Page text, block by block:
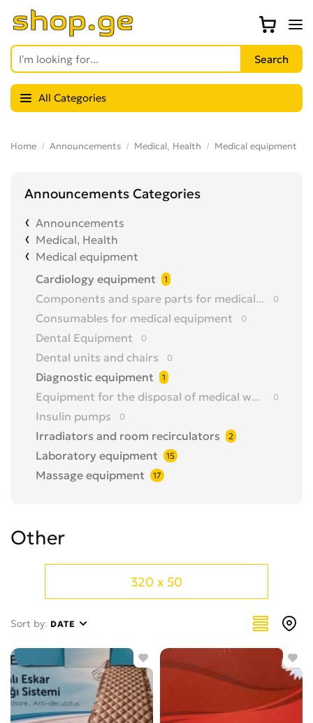
All Categories
Home Announcements Medical, Health Medical equipment
Announcements Categories
Announcements
Medical, Health
Medical equipment
Cardiology equipment
1
Components and spare parts for medical equipment 0
Consumables for medical equipment 0
Dental Equipment 0
Dental units and chairs 0
Diagnostic equipment 1
Equipment for the disposal of medical waste 0
Insulin pumps 0
Irradiators and room recirculators 2
Laboratory equipment 15
Massage equipment 17
Medical simulators and models
Other
Oxygen medical equipment
Physiotherapy equipment 18
Resuscitation devices
Self-diagnostics devices 0
Other
320 x 50
Sort by: DATE